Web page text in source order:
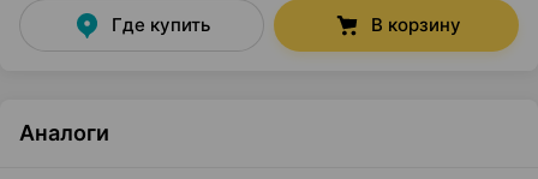
Где купить В корзину
Аналоги